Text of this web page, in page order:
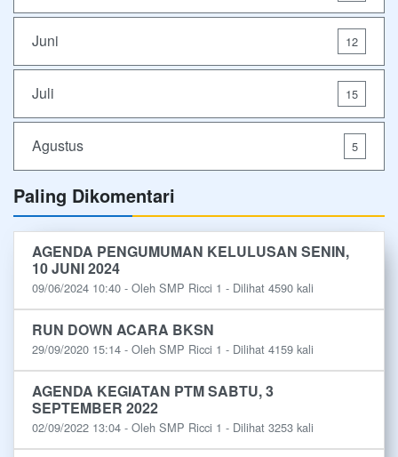
Juni 12
Juli 15
Agustus 5
Paling Dikomentari
AGENDA PENGUMUMAN KELULUSAN SENIN,
10 JUNI 2024
09/06/2024 10:40 - Oleh SMP Ricci 1 - Dilihat 4590 kali
RUN DOWN ACARA BKSN
29/09/2020 15:14 - Oleh SMP Ricci 1 - Dilihat 4159 kali
AGENDA KEGIATAN PTM SABTU, 3
SEPTEMBER 2022
02/09/2022 13:04 - Oleh SMP Ricci 1 - Dilihat 3253 kali